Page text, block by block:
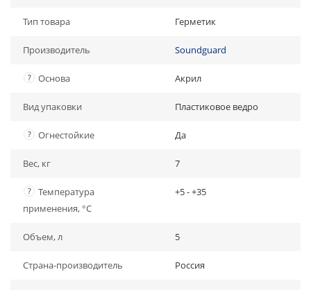
Тип товара Герметик
Производитель Soundguard
? Основа Акрил
Вид упаковки Пластиковое ведро
? Огнестойкие Да
Вес, кг 7
?
Температура
применения, °С
+5 - +35
Объем, л 5
Страна-производитель Россия